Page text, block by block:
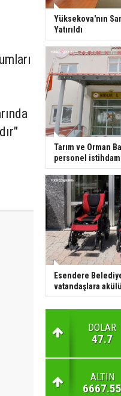
Yüksekova'nın
Yatırıldı
Tarım ve Orman
personel
Esendere
vatandaşlara
DOLAR
47.7
ALTIN
6667.55